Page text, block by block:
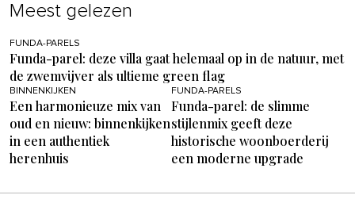
Meest gelezen
FUNDA-PARELS
Funda-parel: deze villa gaat helemaal op in de natuur, met
de zwemvijver als ultieme green flag
BINNENKIJKEN
Een harmonieuze mix van
oud en nieuw: binnenkijken
in een authentiek
herenhuis
FUNDA-PARELS
Funda-parel: de slimme
stijlenmix geeft deze
historische woonboerderij
een moderne upgrade